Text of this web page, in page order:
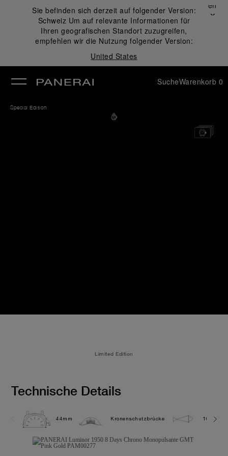
Sie befinden sich derzeit auf folgender Version:
Schweiz Um auf relevante Informationen für
Ihren geografischen Standort zuzugreifen,
empfehlen wir die Nutzung folgender Version:
United States
Schließen
✕
SucheWarenkorb 0
Special Edition
Limited Edition
Technische Details
44mm Kronenschutzbrücke 10.0 bar